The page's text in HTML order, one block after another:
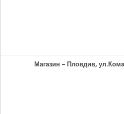
Магазин - Пловдив,